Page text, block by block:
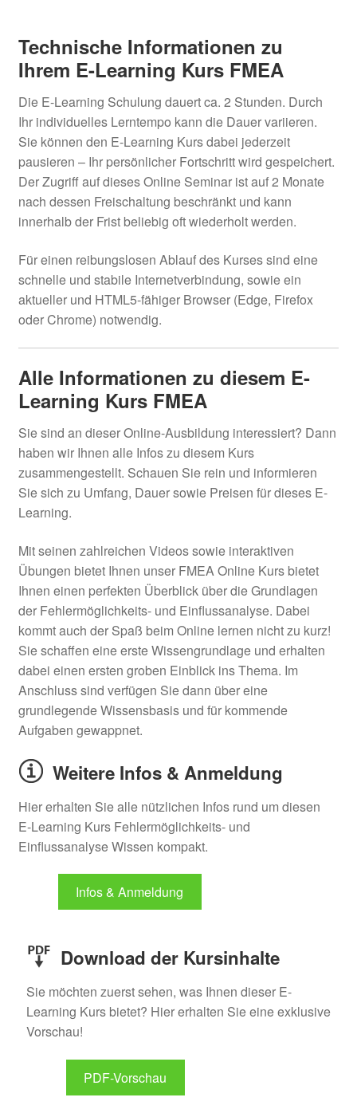
Technische Informationen zu
Ihrem E-Learning Kurs FMEA
Die E-Learning Schulung dauert ca. 2 Stunden. Durch
Ihr individuelles Lerntempo kann die Dauer variieren.
Sie können den E-Learning Kurs dabei jederzeit
pausieren – Ihr persönlicher Fortschritt wird gespeichert.
Der Zugriff auf dieses Online Seminar ist auf 2 Monate
nach dessen Freischaltung beschränkt und kann
innerhalb der Frist beliebig oft wiederholt werden.
Für einen reibungslosen Ablauf des Kurses sind eine
schnelle und stabile Internetverbindung, sowie ein
aktueller und HTML5-fähiger Browser (Edge, Firefox
oder Chrome) notwendig.
Alle Informationen zu diesem E-
Learning Kurs FMEA
Sie sind an dieser Online-Ausbildung interessiert? Dann
haben wir Ihnen alle Infos zu diesem Kurs
zusammengestellt. Schauen Sie rein und informieren
Sie sich zu Umfang, Dauer sowie Preisen für dieses E-
Learning.
Mit seinen zahlreichen Videos sowie interaktiven
Übungen bietet Ihnen unser FMEA Online Kurs bietet
Ihnen einen perfekten Überblick über die Grundlagen
der Fehlermöglichkeits- und Einflussanalyse. Dabei
kommt auch der Spaß beim Online lernen nicht zu kurz!
Sie schaffen eine erste Wissengrundlage und erhalten
dabei einen ersten groben Einblick ins Thema. Im
Anschluss sind verfügen Sie dann über eine
grundlegende Wissensbasis und für kommende
Aufgaben gewappnet.
Weitere Infos & Anmeldung
Hier erhalten Sie alle nützlichen Infos rund um diesen
E-Learning Kurs Fehlermöglichkeits- und
Einflussanalyse Wissen kompakt.
Infos & Anmeldung
Download der Kursinhalte
Sie möchten zuerst sehen, was Ihnen dieser E-
Learning Kurs bietet? Hier erhalten Sie eine exklusive
Vorschau!
PDF-Vorschau